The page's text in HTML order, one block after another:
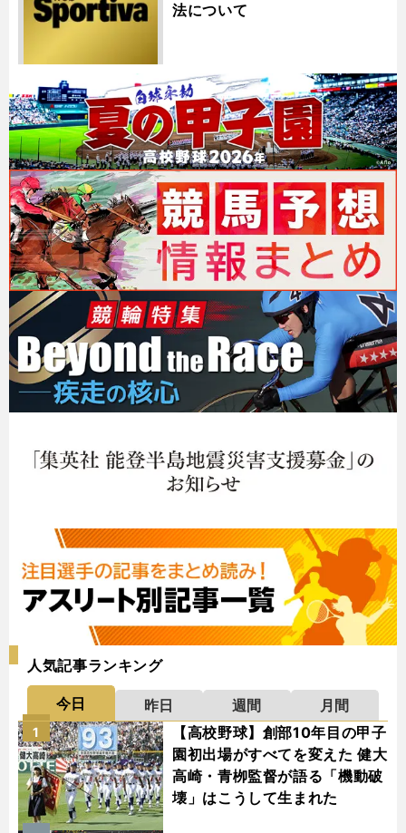
法について
人気記事ランキング
今日 昨日 週間
月間
【高校野球】創部10年目の甲子
園初出場がすべてを変えた 健大
高崎・青栁監督が語る「機動破
壊」はこうして生まれた
1